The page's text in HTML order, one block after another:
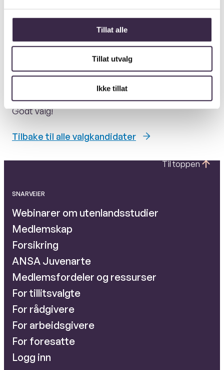
Tillat alle
Tillat utvalg
Ikke tillat
Jeg stiller til Hovedstyret fordi jeg ønsker å
fortsette å utvikle ANSA som et inkluderende
fellesskap for norske studenter i utlandet. Jeg er
ikke perfekt, og har ikke svar på alt. Men jeg er
motivert, engasjert og klar til å jobbe hardt for
organisasjonen som har betydd så mye for meg.
Godt valg!
Tilbake til alle valgkandidater
SNARVEIER
Webinarer om utenlandsstudier
Medlemskap
Forsikring
ANSA Juvenarte
Medlemsfordeler og ressurser
For tillitsvalgte
For rådgivere
For arbeidsgivere
For foresatte
Logg inn
Til toppen